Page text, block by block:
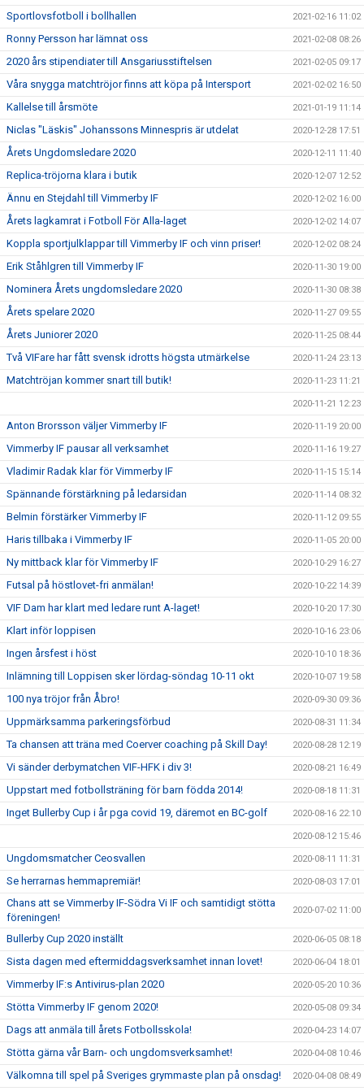
Sportlovsfotboll i bollhallen 2021-02-16 11:02
Ronny Persson har lämnat oss 2021-02-08 08:26
2020 års stipendiater till Ansgariusstiftelsen 2021-02-05 09:17
Våra snygga matchtröjor finns att köpa på Intersport 2021-02-02 16:50
Kallelse till årsmöte 2021-01-19 11:14
Niclas "Läskis" Johanssons Minnespris är utdelat 2020-12-28 17:51
Årets Ungdomsledare 2020 2020-12-11 11:40
Replica-tröjorna klara i butik 2020-12-07 12:52
Ännu en Stejdahl till Vimmerby IF 2020-12-02 16:00
Årets lagkamrat i Fotboll För Alla-laget 2020-12-02 14:07
Koppla sportjulklappar till Vimmerby IF och vinn priser! 2020-12-02 08:24
Erik Ståhlgren till Vimmerby IF 2020-11-30 19:00
Nominera Årets ungdomsledare 2020 2020-11-30 08:38
Årets spelare 2020 2020-11-27 09:55
Årets Juniorer 2020 2020-11-25 08:44
Två VIFare har fått svensk idrotts högsta utmärkelse 2020-11-24 23:13
Matchtröjan kommer snart till butik! 2020-11-23 11:21
2020-11-21 12:23
Anton Brorsson väljer Vimmerby IF 2020-11-19 20:00
Vimmerby IF pausar all verksamhet 2020-11-16 19:27
Vladimir Radak klar för Vimmerby IF 2020-11-15 15:14
Spännande förstärkning på ledarsidan 2020-11-14 08:32
Belmin förstärker Vimmerby IF 2020-11-12 09:55
Haris tillbaka i Vimmerby IF 2020-11-05 20:00
Ny mittback klar för Vimmerby IF 2020-10-29 16:27
Futsal på höstlovet-fri anmälan! 2020-10-22 14:39
VIF Dam har klart med ledare runt A-laget! 2020-10-20 17:30
Klart inför loppisen 2020-10-16 23:06
Ingen årsfest i höst 2020-10-10 18:36
Inlämning till Loppisen sker lördag-söndag 10-11 okt 2020-10-07 19:58
100 nya tröjor från Åbro! 2020-09-30 09:36
Uppmärksamma parkeringsförbud 2020-08-31 11:34
Ta chansen att träna med Coerver coaching på Skill Day! 2020-08-28 12:19
Vi sänder derbymatchen VIF-HFK i div 3! 2020-08-21 16:49
Uppstart med fotbollsträning för barn födda 2014! 2020-08-18 11:31
Inget Bullerby Cup i år pga covid 19, däremot en BC-golf 2020-08-16 22:10
2020-08-12 15:46
Ungdomsmatcher Ceosvallen 2020-08-11 11:31
Se herrarnas hemmapremiär! 2020-08-03 17:01
Chans att se Vimmerby IF-Södra Vi IF och samtidigt stötta
föreningen!
2020-07-02 11:00
Bullerby Cup 2020 inställt 2020-06-05 08:18
Sista dagen med eftermiddagsverksamhet innan lovet! 2020-06-04 18:01
Vimmerby IF:s Antivirus-plan 2020 2020-05-20 10:36
Stötta Vimmerby IF genom 2020! 2020-05-08 09:34
Dags att anmäla till årets Fotbollsskola! 2020-04-23 14:07
Stötta gärna vår Barn- och ungdomsverksamhet! 2020-04-08 10:46
Välkomna till spel på Sveriges grymmaste plan på onsdag! 2020-04-08 08:49